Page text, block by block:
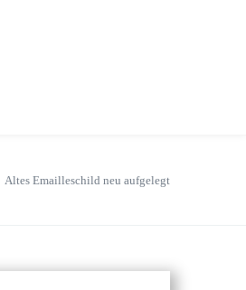
Altes Emailleschild neu aufgelegt